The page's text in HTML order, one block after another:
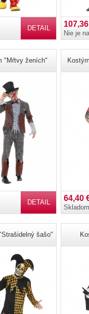
DETAIL
Nie je
"Mŕtvy ženích"
DETAIL 64,40
Skladom
šašo"